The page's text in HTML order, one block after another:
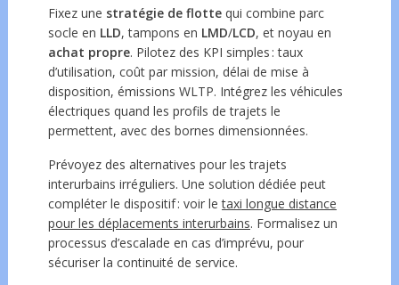
Fixez une stratégie de flottequi combine parc
socle en LLD, tampons en LMD/LCD, et noyau en
achat propre. Pilotez des KPI simples : taux
d’utilisation, coût par mission, délai de mise à
disposition, émissions WLTP. Intégrez les véhicules
électriques quand les profils de trajets le
permettent, avec des bornes dimensionnées.
Prévoyez des alternatives pour les trajets
interurbains irréguliers. Une solution dédiée peut
compléter le dispositif : voir letaxi longue distance
pour les déplacements interurbains. Formalisez un
processus d’escalade en cas d’imprévu, pour
sécuriser la continuité de service.